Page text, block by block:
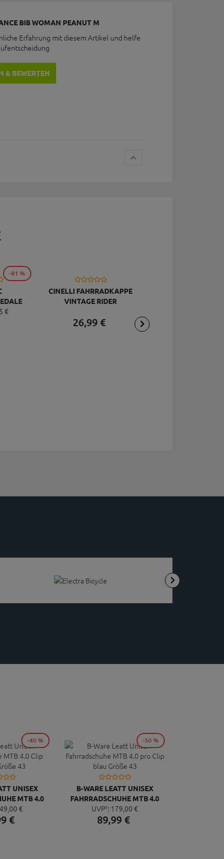
BIB WOMAN PEANUT M
Erfahrung mit diesem Artikel und helfe
& BEWERTEN
€
-81 %
CINELLI FAHRRADKAPPE
VINTAGE RIDER
26,99€
UNISEX
MTB 4.0
43
00 €
€
-40 %
B-WARE LEATT UNISEX
FAHRRADSCHUHE MTB 4.0
PRO CLIP BLAU GRÖSSE 43
UVP¹: 179, 00 €
89,99€
-50 %